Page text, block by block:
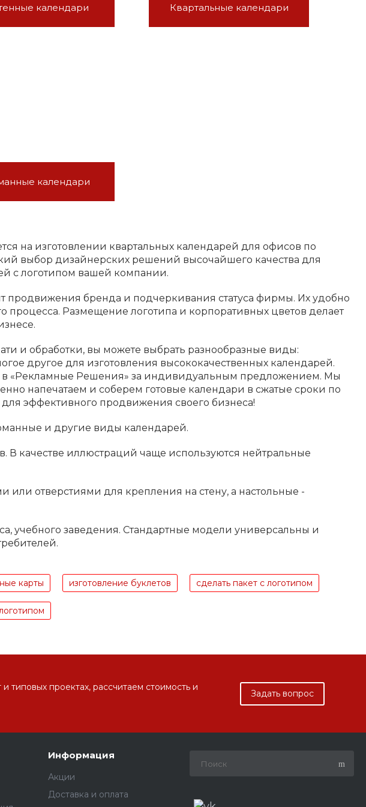
календари Квартальные календари
календари
на изготовлении квартальных календарей для офисов по
выбор дизайнерских решений высочайшего качества для
с логотипом вашей компании.
продвижения бренда и подчеркивания статуса фирмы. Их удобно
процесса. Размещение логотипа и корпоративных цветов делает
и обработки, вы можете выбрать разнообразные виды:
другое для изготовления высококачественных календарей.
в «Рекламные Решения» за индивидуальным предложением. Мы
напечатаем и соберем готовые календари в сжатые сроки по
эффективного продвижения своего бизнеса!
и другие виды календарей.
В качестве иллюстраций чаще используются нейтральные
или отверстиями для крепления на стену, а настольные -
учебного заведения. Стандартные модели универсальны и
карты изготовление буклетов сделать пакет с логотипом
типовых проектах, рассчитаем стоимость и
Задать вопрос
Информация
Акции
Доставка и оплата